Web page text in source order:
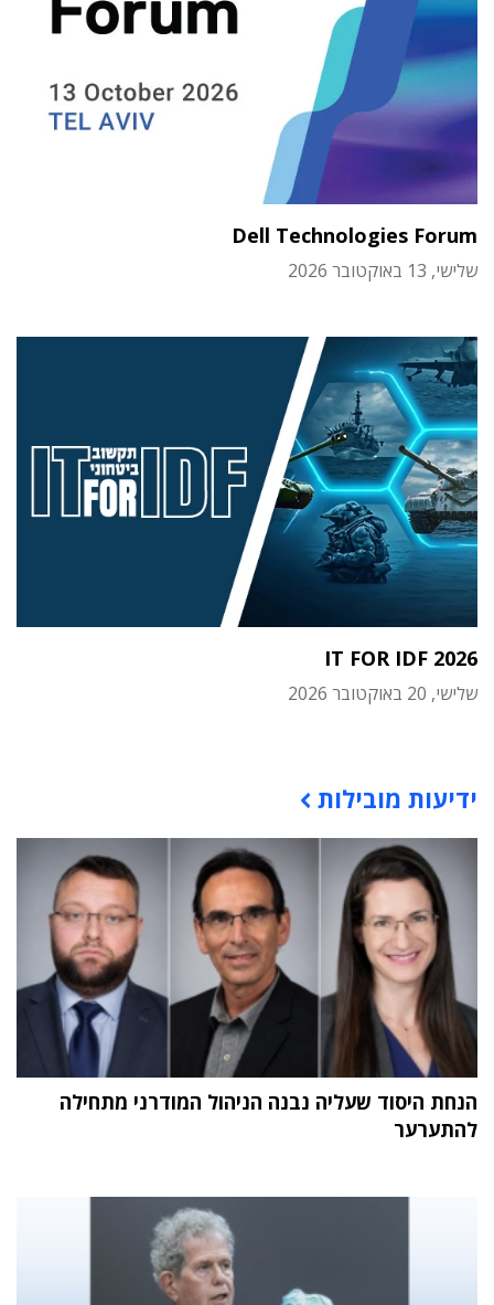
Dell Technologies Forum
שלישי, 13 באוקטובר 2026
IT FOR IDF 2026
שלישי, 20 באוקטובר 2026
ידיעות מובילות
הנחת היסוד שעליה נבנה הניהול המודרני מתחילה
להתערער